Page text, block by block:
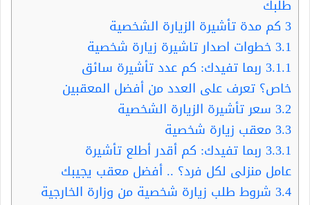
طلبك
3 كم مدة تأشيرة الزيارة الشخصية
3.1خطوات اصدار تاشيرة زيارة شخصية
3.1.1 ربما تفيدك: كم عدد تأشيرة سائق
خاص؟ تعرف على العدد من أفضل المعقبين
3.2 سعر تأشيرة الزيارة الشخصية
3.3معقب زيارة شخصية
3.3.1 ربما تفيدك: كم أقدر أطلع تأشيرة
عامل منزلى لكل فرد؟ .. أفضل معقب يجيبك
3.4 شروط طلب زيارة شخصية من وزارة الخارجية